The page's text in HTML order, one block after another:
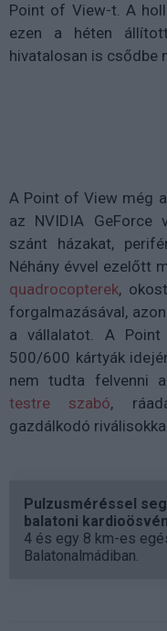
Point of View-t. A
ezen a héten
hivatalosan is csődbe
A Point of View még
az NVIDIA GeForce
szánt házakat,
Néhány évvel ezelőtt
quadrocopterek,
forgalmazásával,
a vállalatot. A
500/600 kártyák
nem tudta felvenni
testre szabó,
gazdálkodó
Pulzusméréssel
balatoni
4 és egy 8 km-es
Balatonalmádiban.